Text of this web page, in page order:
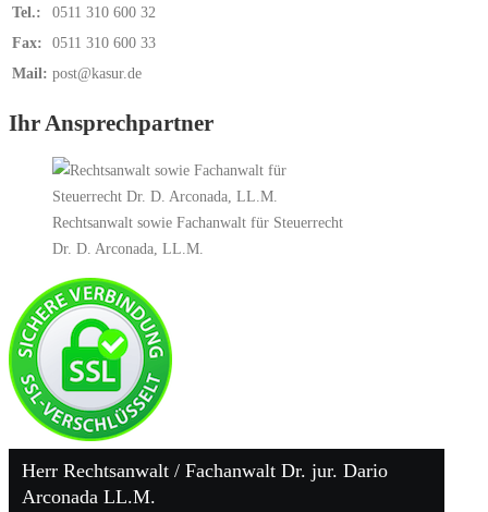
Tel.:
0511 310 600 32
Fax:
0511 310 600 33
Mail: post@kasur.de
Ihr Ansprechpartner
Rechtsanwalt sowie Fachanwalt für Steuerrecht
Dr. D. Arconada, LL.M.
Herr Rechtsanwalt / Fachanwalt Dr. jur. Dario
Arconada LL.M.